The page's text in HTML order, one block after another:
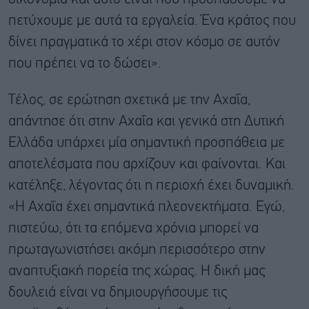
πετύχουμε με αυτά τα εργαλεία. Ένα κράτος που
δίνει πραγματικά το χέρι στον κόσμο σε αυτόν
που πρέπει να το δώσει».
Τέλος, σε ερώτηση σχετικά με την Αχαΐα,
απάντησε ότι στην Αχαΐα και γενικά στη Δυτική
Ελλάδα υπάρχει μία σημαντική προσπάθεια με
αποτελέσματα που αρχίζουν και φαίνονται. Και
κατέληξε, λέγοντας ότι η περιοχή έχει δυναμική.
«Η Αχαΐα έχει σημαντικά πλεονεκτήματα. Εγώ,
πιστεύω, ότι τα επόμενα χρόνια μπορεί να
πρωταγωνιστήσει ακόμη περισσότερο στην
αναπτυξιακή πορεία της χώρας. Η δική μας
δουλειά είναι να δημιουργήσουμε τις